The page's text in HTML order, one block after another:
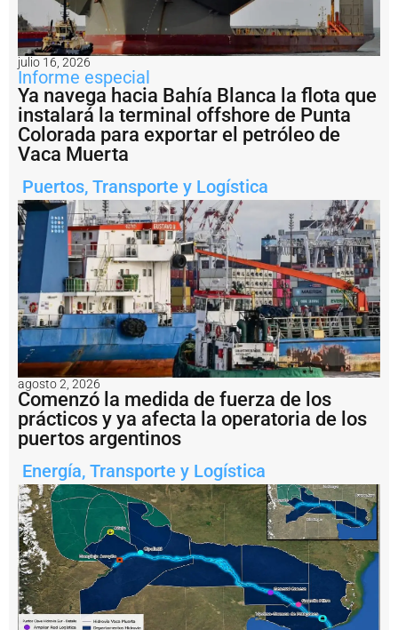
y
a
c
e
l
e
r
a
s
u
t
m
o
e
x
r
t
a
d
o
r:
s
u
m
a
o
s
n
u
e
v
o
s
b
u
julio 16, 2026
Informe especial
Ya navega hacia Bahía Blanca la flota que
instalará la terminal offshore de Punta
Colorada para exportar el petróleo de
Vaca Muerta
Puertos, Transporte y Logística
agosto 2, 2026
Comenzó la medida de fuerza de los
prácticos y ya afecta la operatoria de los
puertos argentinos
Energía, Transporte y Logística